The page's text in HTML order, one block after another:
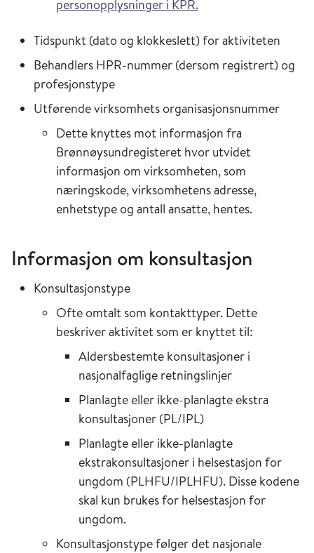
personopplysninger i KPR.
Tidspunkt (dato og klokkeslett) for aktiviteten
Behandlers HPR-nummer (dersom registrert) og
profesjonstype
Utførende virksomhets organisasjonsnummer
Dette knyttes mot informasjon fra
Brønnøysundregisteret hvor utvidet
informasjon om virksomheten, som
næringskode, virksomhetens adresse,
enhetstype og antall ansatte, hentes.
Informasjon om konsultasjon
Konsultasjonstype
Ofte omtalt som kontakttyper. Dette
beskriver aktivitet som er knyttet til:
Aldersbestemte konsultasjoner i
nasjonalfaglige retningslinjer
Planlagte eller ikke-planlagte ekstra
konsultasjoner (PL/IPL)
Planlagte eller ikke-planlagte
ekstrakonsultasjoner i helsestasjon for
ungdom (PLHFU/IPLHFU). Disse kodene
skal kun brukes for helsestasjon for
ungdom.
Konsultasjonstype følger det nasjonale